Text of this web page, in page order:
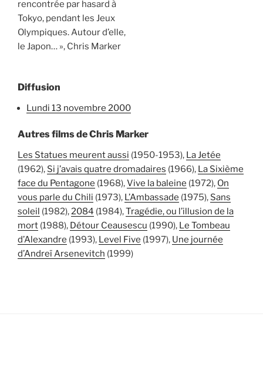
rencontrée par hasard à
Tokyo, pendant les Jeux
Olympiques. Autour d’elle,
le Japon… », Chris Marker
Diffusion
lundi 13 novembre 2000
Autres films de Chris Marker
Les Statues meurent aussi (1950-1953), La Jetée
(1962), Si j’avais quatre dromadaires (1966), La Sixième
face du Pentagone (1968),Vive la baleine (1972), On
vous parle du Chili (1973), L’Ambassade (1975), Sans
soleil (1982),2084 (1984),Tragédie, ou l’illusion de la
mort (1988), Détour Ceausescu (1990), Le Tombeau
d’Alexandre (1993), Level Five (1997), Une journée
d’Andreï Arsenevitch (1999)